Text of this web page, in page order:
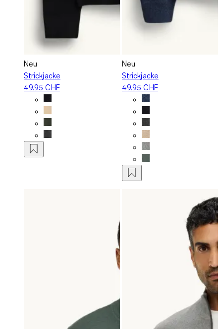
Neu
Strickjacke
49.95 CHF
Neu
Strickjacke
49.95 CHF